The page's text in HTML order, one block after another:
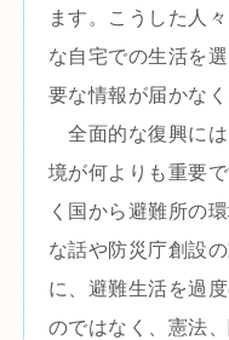
ます。こうした人
な自宅での生活を
要な情報が届かなく
全面的な復興には
境が何よりも重要
く国から避難所の
な話や防災庁創設
に、避難生活を過
のではなく、憲法